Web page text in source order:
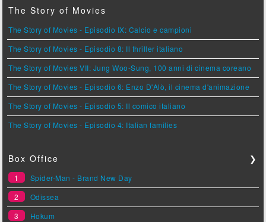
The Story of Movies
The Story of Movies - Episodio IX: Calcio e campioni
The Story of Movies - Episodio 8: Il thriller italiano
The Story of Movies VII: Jung Woo-Sung, 100 anni di cinema coreano
The Story of Movies - Episodio 6: Enzo D'Alò, il cinema d'animazione
The Story of Movies - Episodio 5: Il comico italiano
The Story of Movies - Episodio 4: Italian families
Box Office ❯
1
Spider-Man - Brand New Day
2
Odissea
3
Hokum